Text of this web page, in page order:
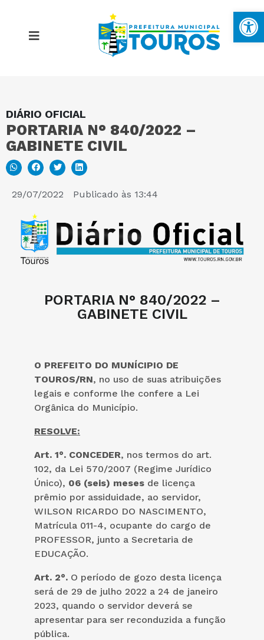
DIÁRIO OFICIAL
PORTARIA N° 840/2022 –
GABINETE CIVIL
29/07/2022 Publicado às 13:44
PORTARIA N° 840/2022 –
GABINETE CIVIL
O PREFEITO DO MUNÍCIPIO DE
TOUROS/RN, no uso de suas atribuições
legais e conforme lhe confere a Lei
Orgânica do Município.
RESOLVE:
Art. 1°. CONCEDER, nos termos do art.
102, da Lei 570/2007 (Regime Jurídico
Único), 06 (seis) meses de licença
prêmio por assiduidade, ao servidor,
WILSON RICARDO DO NASCIMENTO,
Matrícula 011-4, ocupante do cargo de
PROFESSOR, junto a Secretaria de
EDUCAÇÃO.
Art. 2°. O período de gozo desta licença
será de 29 de julho 2022 a 24 de janeiro
2023, quando o servidor deverá se
apresentar para ser reconduzida a função
pública.
MAPA DO SITE
PORTAL DA TRANSPARÊNCIA
E-SIC
PERGUNTAS FREQUENTES